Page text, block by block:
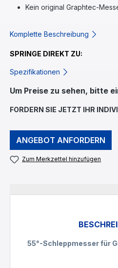
Kein original Graphtec-
Komplette Beschreibung
SPRINGE DIREKT ZU:
Spezifikationen
Um Preise zu sehen, bitte
FORDERN SIE JETZT IHR
ANGEBOT ANFORDERN
Zum Merkzettel hinzufügen
55°-Schleppmesser für